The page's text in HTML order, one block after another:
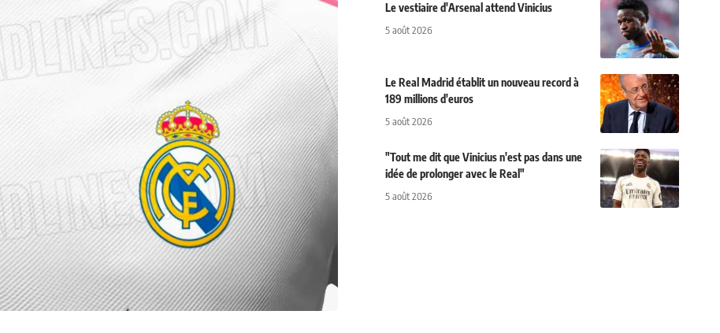
Le vestiaire d'Arsenal attend Vinicius
5 août 2026
Le Real Madrid établit un nouveau record à
189 millions d'euros
5 août 2026
"Tout me dit que Vinicius n'est pas dans une
idée de prolonger avec le Real"
5 août 2026